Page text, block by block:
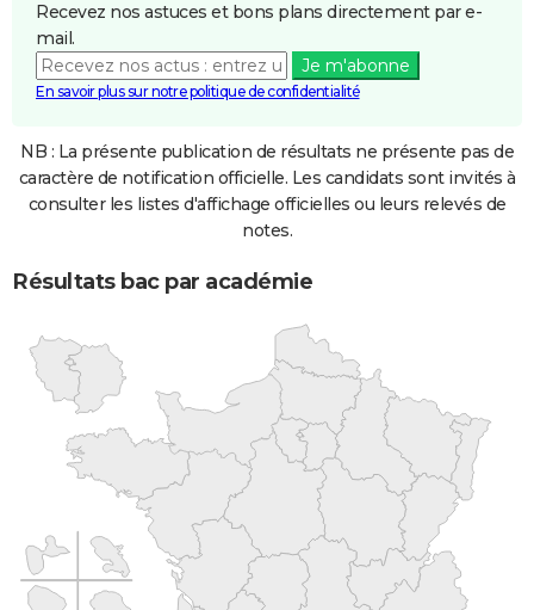
Recevez nos astuces et bons plans directement par e-
mail.
Je m'abonne
En savoir plus sur notre politique de confidentialité
NB : La présente publication de résultats ne présente pas de
caractère de notification officielle. Les candidats sont invités à
consulter les listes d'affichage officielles ou leurs relevés de
notes.
Résultats bac par académie